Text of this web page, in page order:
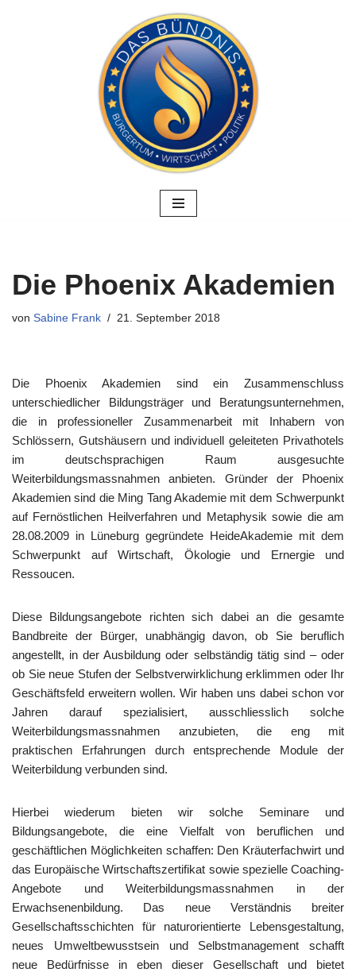
Die Phoenix Akademien
von Sabine Frank 21. September 2018
Die Phoenix Akademien sind ein Zusammenschluss
unterschiedlicher Bildungsträger und Beratungsunternehmen,
die in professioneller Zusammenarbeit mit Inhabern von
Schlössern, Gutshäusern und individuell geleiteten Privathotels
im deutschsprachigen Raum ausgesuchte
Weiterbildungsmassnahmen anbieten. Gründer der Phoenix
Akademien sind die Ming Tang Akademie mit dem Schwerpunkt
auf Fernöstlichen Heilverfahren und Metaphysik sowie die am
28.08.2009 in Lüneburg gegründete HeideAkademie mit dem
Schwerpunkt auf Wirtschaft, Ökologie und Ernergie und
Ressoucen.
Diese Bildungsangebote richten sich dabei an die gesamte
Bandbreite der Bürger, unabhängig davon, ob Sie beruflich
angestellt, in der Ausbildung oder selbständig tätig sind – oder
ob Sie neue Stufen der Selbstverwirklichung erklimmen oder Ihr
Geschäftsfeld erweitern wollen. Wir haben uns dabei schon vor
Jahren darauf spezialisiert, ausschliesslich solche
Weiterbildungsmassnahmen anzubieten, die eng mit
praktischen Erfahrungen durch entsprechende Module der
Weiterbildung verbunden sind.
Hierbei wiederum bieten wir solche Seminare und
Bildungsangebote, die eine Vielfalt von beruflichen und
geschäftlichen Möglichkeiten schaffen: Den Kräuterfachwirt und
das Europäische Wirtschaftszertifikat sowie spezielle Coaching-
Angebote und Weiterbildungsmassnahmen in der
Erwachsenenbildung. Das neue Verständnis breiter
Gesellschaftsschichten für naturorientierte Lebensgestaltung,
neues Umweltbewusstsein und Selbstmanagement schafft
neue Bedürfnisse in eben dieser Gesellschaft und bietet